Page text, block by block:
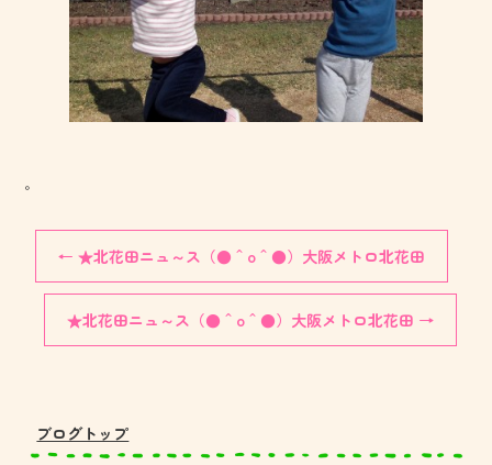
。
← ★北花田ニュ～ス（●＾o＾●）大阪メトロ北花田
★北花田ニュ～ス（●＾o＾●）大阪メトロ北花田 →
ブログトップ